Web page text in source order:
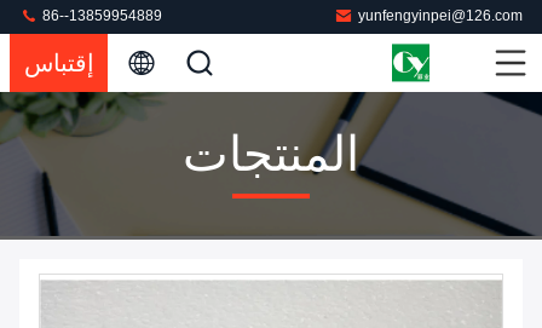
yunfengyinpei@126.com
86--13859954889
إقتباس
المنتجات